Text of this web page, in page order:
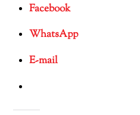
Facebook
WhatsApp
E-mail